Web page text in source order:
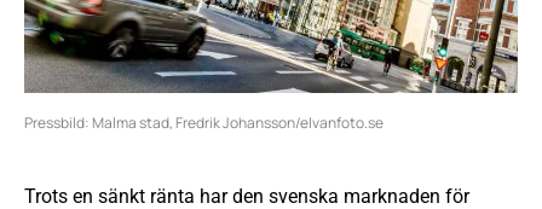
Pressbild: Malma stad, Fredrik Johansson/elvanfoto.se
Trots en sänkt ränta har den svenska marknaden för